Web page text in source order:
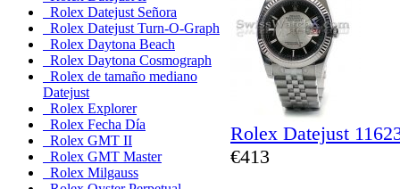
Rolex Datejust Señora
Rolex Datejust Turn-O-Graph
Rolex Daytona Beach
Rolex Daytona Cosmograph
Rolex de tamaño mediano
Datejust
Rolex Explorer
Rolex Fecha Día
Rolex GMT II
Rolex GMT Master
Rolex Milgauss
Rolex Datejust
€413